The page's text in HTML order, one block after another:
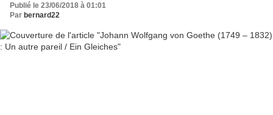
Publié le 23/06/2018 à 01:01
Par bernard22